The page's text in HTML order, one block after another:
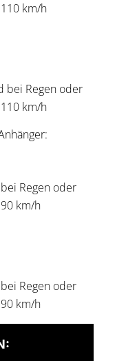
km/h
bei Regen oder
km/h
Regen oder
km/h
Regen oder
km/h